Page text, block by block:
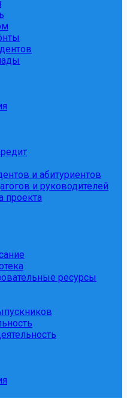
и абитуриентов
и руководителей
проекта
ресурсы